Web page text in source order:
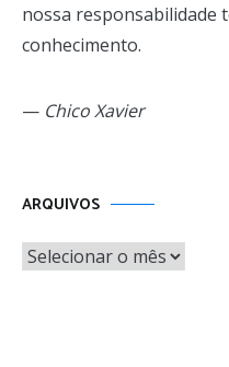
nossa responsabilidade
conhecimento.
— Chico Xavier
ARQUIVOS Arquivos